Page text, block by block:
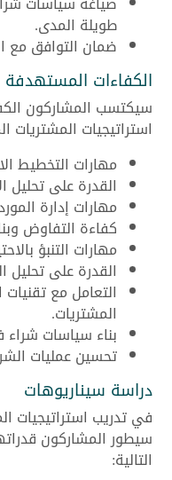
طويلة المدى.
ضمان التوافق مع
الكفاءات المستهدفة
سيكتسب المشاركون
استراتيجيات المشتريات
مهارات التخطيط
القدرة على تحليل
مهارات إدارة
كفاءة التفاوض
مهارات التنبؤ
القدرة على تحليل
التعامل مع
المشتريات.
بناء سياسات
تحسين عمليات
دراسة سيناريوهات
في تدريب استراتيجيات
سيطور المشاركون
التالية: